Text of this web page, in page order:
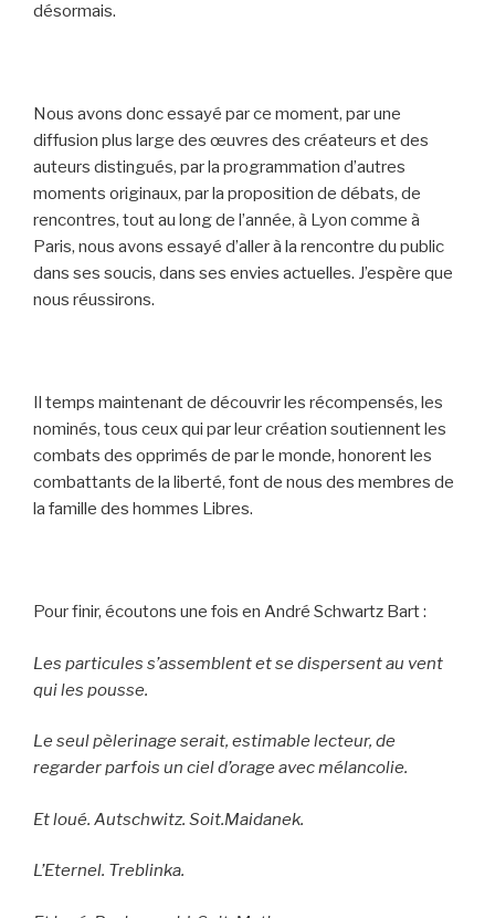
désormais.
Nous avons donc essayé par ce moment, par une
diffusion plus large des œuvres des créateurs et des
auteurs distingués, par la programmation d’autres
moments originaux, par la proposition de débats, de
rencontres, tout au long de l’année, à Lyon comme à
Paris, nous avons essayé d’aller à la rencontre du public
dans ses soucis, dans ses envies actuelles. J’espère que
nous réussirons.
Il temps maintenant de découvrir les récompensés, les
nominés, tous ceux qui par leur création soutiennent les
combats des opprimés de par le monde, honorent les
combattants de la liberté, font de nous des membres de
la famille des hommes Libres.
Pour finir, écoutons une fois en André Schwartz Bart :
Les particules s’assemblent et se dispersent au vent
qui les pousse.
Le seul pèlerinage serait, estimable lecteur, de
regarder parfois un ciel d’orage avec mélancolie.
Et loué. Autschwitz. Soit.Maidanek.
L’Eternel. Treblinka.